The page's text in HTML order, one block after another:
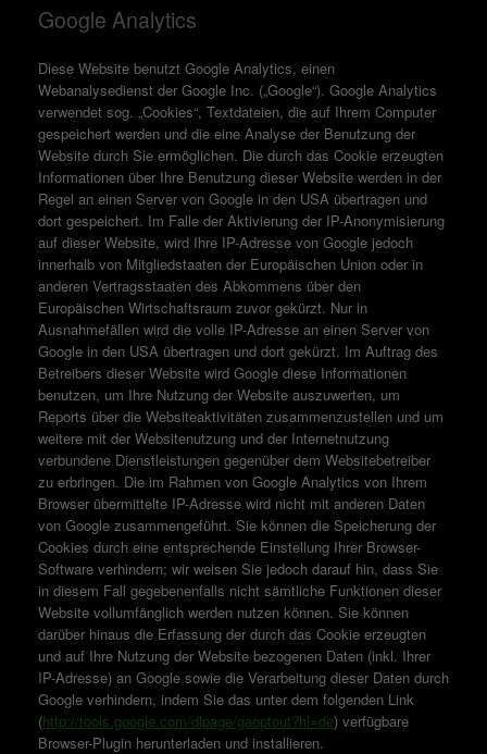
Google Analytics
Diese Website benutzt Google Analytics, einen
Webanalysedienst der Google Inc. („Google“). Google Analytics
verwendet sog. „Cookies“, Textdateien, die auf Ihrem Computer
gespeichert werden und die eine Analyse der Benutzung der
Website durch Sie ermöglichen. Die durch das Cookie erzeugten
Informationen über Ihre Benutzung dieser Website werden in der
Regel an einen Server von Google in den USA übertragen und
dort gespeichert. Im Falle der Aktivierung der IP-Anonymisierung
auf dieser Website, wird Ihre IP-Adresse von Google jedoch
innerhalb von Mitgliedstaaten der Europäischen Union oder in
anderen Vertragsstaaten des Abkommens über den
Europäischen Wirtschaftsraum zuvor gekürzt. Nur in
Ausnahmefällen wird die volle IP-Adresse an einen Server von
Google in den USA übertragen und dort gekürzt. Im Auftrag des
Betreibers dieser Website wird Google diese Informationen
benutzen, um Ihre Nutzung der Website auszuwerten, um
Reports über die Websiteaktivitäten zusammenzustellen und um
weitere mit der Websitenutzung und der Internetnutzung
verbundene Dienstleistungen gegenüber dem Websitebetreiber
zu erbringen. Die im Rahmen von Google Analytics von Ihrem
Browser übermittelte IP-Adresse wird nicht mit anderen Daten
von Google zusammengeführt. Sie können die Speicherung der
Cookies durch eine entsprechende Einstellung Ihrer Browser-
Software verhindern; wir weisen Sie jedoch darauf hin, dass Sie
in diesem Fall gegebenenfalls nicht sämtliche Funktionen dieser
Website vollumfänglich werden nutzen können. Sie können
darüber hinaus die Erfassung der durch das Cookie erzeugten
und auf Ihre Nutzung der Website bezogenen Daten (inkl. Ihrer
IP-Adresse) an Google sowie die Verarbeitung dieser Daten durch
Google verhindern, indem Sie das unter dem folgenden Link
(http://tools.google.com/dlpage/gaoptout?hl=de) verfügbare
Browser-Plugin herunterladen und installieren.